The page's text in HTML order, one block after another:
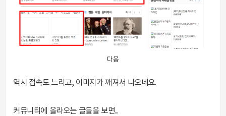
다음
역시 접속도 느리고, 이미지가 깨져서 나오네요.
커뮤니티에 올라오는 글들을 보면...